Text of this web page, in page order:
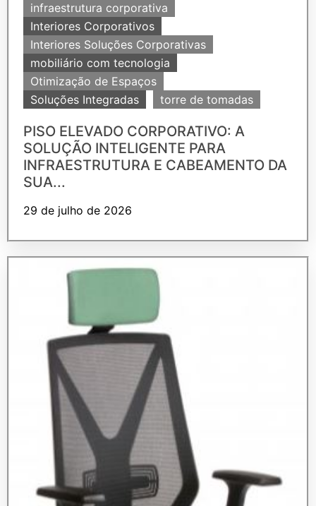
infraestrutura corporativa
Interiores Corporativos
Interiores Soluções Corporativas
mobiliário com tecnologia
Otimização de Espaços
Soluções Integradas
torre de tomadas
PISO ELEVADO CORPORATIVO: A
SOLUÇÃO INTELIGENTE PARA
INFRAESTRUTURA E CABEAMENTO DA
SUA...
29 de julho de 2026